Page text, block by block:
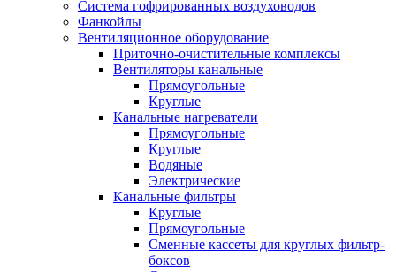
Система гофрированных воздуховодов
Фанкойлы
Вентиляционное оборудование
Приточно-очистительные комплексы
Вентиляторы канальные
Прямоугольные
Круглые
Канальные нагреватели
Прямоугольные
Круглые
Водяные
Электрические
Канальные фильтры
Круглые
Прямоугольные
Сменные кассеты для круглых фильтр-
боксов